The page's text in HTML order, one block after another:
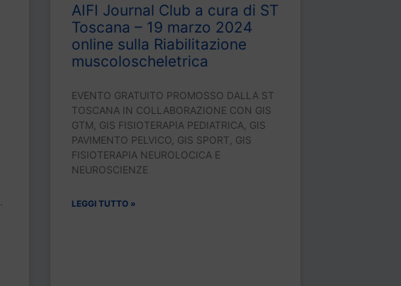
AIFI Journal Club a cura di ST
Toscana – 19 marzo 2024
online sulla Riabilitazione
muscoloscheletrica
EVENTO GRATUITO PROMOSSO DALLA ST
TOSCANA IN COLLABORAZIONE CON GIS
GTM, GIS FISIOTERAPIA PEDIATRICA, GIS
PAVIMENTO PELVICO, GIS SPORT, GIS
FISIOTERAPIA NEUROLOCICA E
NEUROSCIENZE
LEGGI TUTTO »